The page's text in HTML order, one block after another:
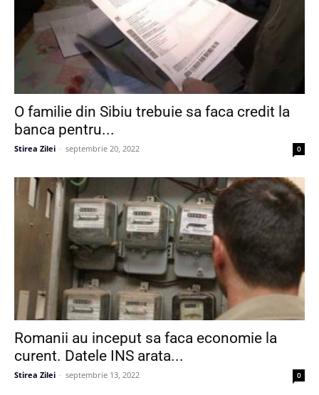
O familie din Sibiu trebuie sa faca credit la
banca pentru...
Stirea Zilei - septembrie 20, 2022 0
Romanii au inceput sa faca economie la
curent. Datele INS arata...
Stirea Zilei - septembrie 13, 2022 0